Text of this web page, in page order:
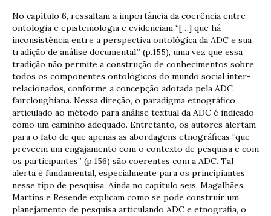
No capítulo 6, ressaltam a importância da coerência entre
ontologia e epistemologia e evidenciam “[…] que há
inconsistência entre a perspectiva ontológica da ADC e sua
tradição de análise documental.” (p.155), uma vez que essa
tradição não permite a construção de conhecimentos sobre
todos os componentes ontológicos do mundo social inter-
relacionados, conforme a concepção adotada pela ADC
faircloughiana. Nessa direção, o paradigma etnográfico
articulado ao método para análise textual da ADC é indicado
como um caminho adequado. Entretanto, os autores alertam
para o fato de que apenas as abordagens etnográficas “que
preveem um engajamento com o contexto de pesquisa e com
os participantes” (p.156) são coerentes com a ADC. Tal
alerta é fundamental, especialmente para os principiantes
nesse tipo de pesquisa. Ainda no capítulo seis, Magalhães,
Martins e Resende explicam como se pode construir um
planejamento de pesquisa articulando ADC e etnografia, o